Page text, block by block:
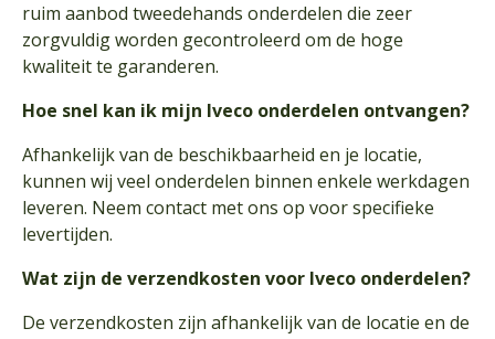
ruim aanbod tweedehands onderdelen die zeer
zorgvuldig worden gecontroleerd om de hoge
kwaliteit te garanderen.
Hoe snel kan ik mijn Iveco onderdelen ontvangen?
Afhankelijk van de beschikbaarheid en je locatie,
kunnen wij veel onderdelen binnen enkele werkdagen
leveren. Neem contact met ons op voor specifieke
levertijden.
Wat zijn de verzendkosten voor Iveco onderdelen?
De verzendkosten zijn afhankelijk van de locatie en de